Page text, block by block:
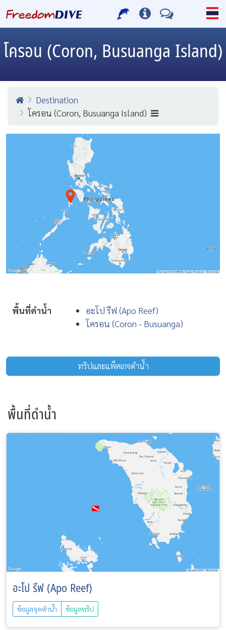
โครอน (Coron, Busuanga Island)
Destination
โครอน (Coron, Busuanga Island)
พื้นที่ดำน้ำ
อะโป รีฟ (Apo Reef)
โครอน (Coron - Busuanga)
ทริปและแพ็คเกจดำน้ำ
พื้นที่ดำน้ำ
อะโป รีฟ (Apo Reef)
ข้อมูลจุดดำน้ำ ข้อมูลทริป